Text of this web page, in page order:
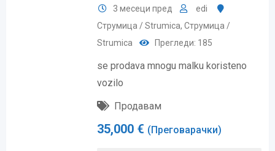
3 месеци пред
edi
Струмица / Strumica, Струмица /
Strumica
Прегледи: 185
se prodava mnogu malku koristeno
vozilo
Продавам
35,000 € (Преговарачки)